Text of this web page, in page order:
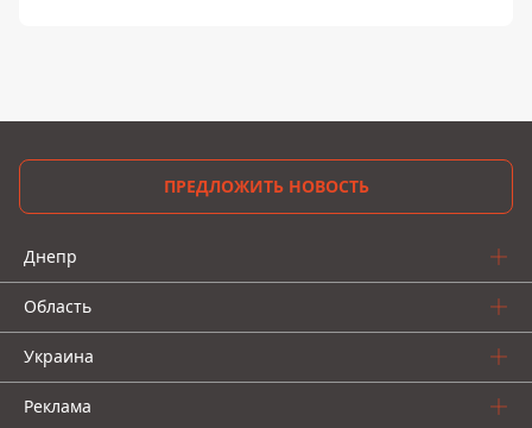
ПРЕДЛОЖИТЬ НОВОСТЬ
Днепр
Область
Украина
Реклама